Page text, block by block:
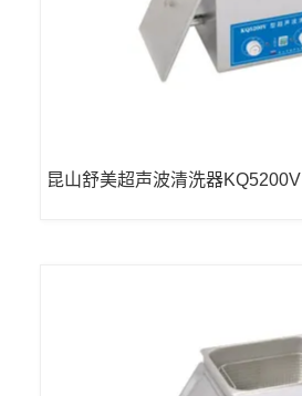
昆山舒美超声波清洗器KQ5200V